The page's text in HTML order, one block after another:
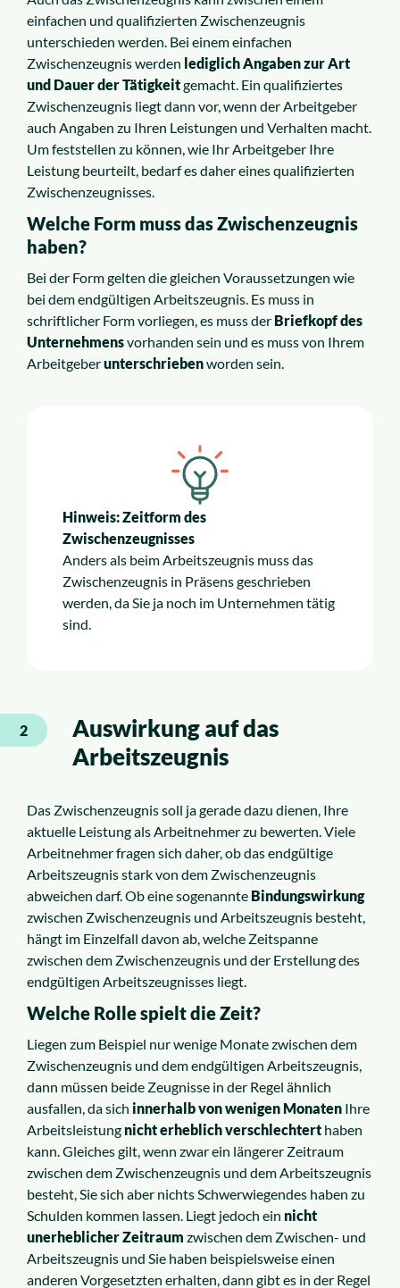
einfachen und qualifizierten Zwischenzeugnis
unterschieden werden. Bei einem einfachen
Zwischenzeugnis werden lediglich Angaben zur Art
und Dauer der Tätigkeitgemacht. Ein qualifiziertes
Zwischenzeugnis liegt dann vor, wenn der Arbeitgeber
auch Angaben zu Ihren Leistungen und Verhalten macht.
Um feststellen zu können, wie Ihr Arbeitgeber Ihre
Leistung beurteilt, bedarf es daher eines qualifizierten
Zwischenzeugnisses.
Welche Form muss das Zwischenzeugnis
haben?
Bei der Form gelten die gleichen Voraussetzungen wie
bei dem endgültigen Arbeitszeugnis. Es muss in
schriftlicher Form vorliegen, es muss der Briefkopf des
Unternehmensvorhanden sein und es muss von Ihrem
Arbeitgeberunterschriebenworden sein.
Hinweis: Zeitform des
Zwischenzeugnisses
Anders als beim Arbeitszeugnis muss das
Zwischenzeugnis in Präsens geschrieben
werden, da Sie ja noch im Unternehmen tätig
sind.
2
Auswirkung auf das
Arbeitszeugnis
Das Zwischenzeugnis soll ja gerade dazu dienen, Ihre
aktuelle Leistung als Arbeitnehmer zu bewerten. Viele
Arbeitnehmer fragen sich daher, ob das endgültige
Arbeitszeugnis stark von dem Zwischenzeugnis
abweichen darf. Ob eine sogenannte Bindungswirkung
zwischen Zwischenzeugnis und Arbeitszeugnis besteht,
hängt im Einzelfall davon ab, welche Zeitspanne
zwischen dem Zwischenzeugnis und der Erstellung des
endgültigen Arbeitszeugnisses liegt.
Welche Rolle spielt die Zeit?
Liegen zum Beispiel nur wenige Monate zwischen dem
Zwischenzeugnis und dem endgültigen Arbeitszeugnis,
dann müssen beide Zeugnisse in der Regel ähnlich
ausfallen, da sich innerhalb von wenigen Monaten Ihre
Arbeitsleistung nicht erheblich verschlechtert haben
kann. Gleiches gilt, wenn zwar ein längerer Zeitraum
zwischen dem Zwischenzeugnis und dem Arbeitszeugnis
besteht, Sie sich aber nichts Schwerwiegendes haben zu
Schulden kommen lassen. Liegt jedoch ein nicht
unerheblicher Zeitraum zwischen dem Zwischen- und
Arbeitszeugnis und Sie haben beispielsweise einen
anderen Vorgesetzten erhalten, dann gibt es in der Regel